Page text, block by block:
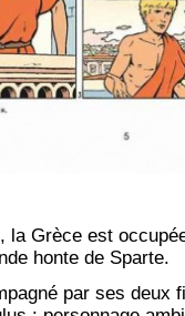
la Grèce est
honte de Sparte.
par ses deux